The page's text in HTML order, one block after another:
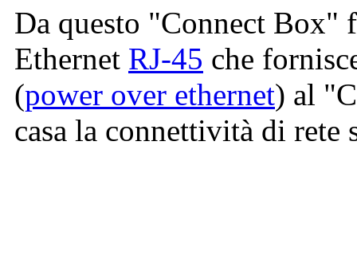
Da questo "Connect Box"
Ethernet RJ-45 che
(power over ethernet) al
casa la connettività di rete